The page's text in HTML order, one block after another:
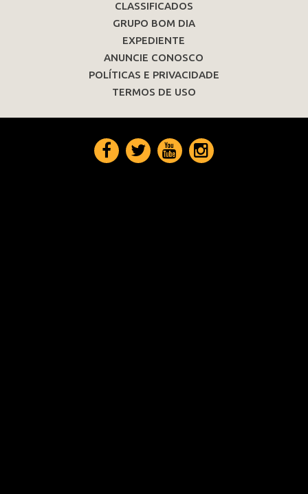
CLASSIFICADOS
GRUPO BOM DIA
EXPEDIENTE
ANUNCIE CONOSCO
POLÍTICAS E PRIVACIDADE
TERMOS DE USO